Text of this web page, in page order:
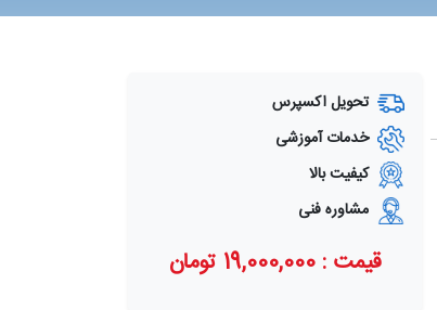
تحویل اکسپرس
خدمات آموزشی
کیفیت بالا
مشاوره فنی
قیمت : 19,000,000 تومان